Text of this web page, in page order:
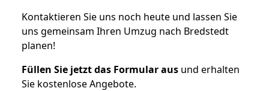
Kontaktieren Sie uns noch heute und lassen Sie
uns gemeinsam Ihren Umzug nach Bredstedt
planen!
Füllen Sie jetzt das Formular aus und erhalten
Sie kostenlose Angebote.